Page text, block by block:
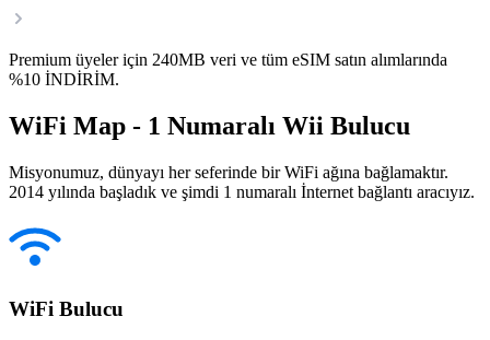
Premium üyeler için 240MB veri ve tüm eSIM satın alımlarında
%10 İNDİRİM.
WiFi Map - 1 Numaralı Wii Bulucu
Misyonumuz, dünyayı her seferinde bir WiFi ağına bağlamaktır.
2014 yılında başladık ve şimdi 1 numaralı İnternet bağlantı aracıyız.
WiFi Bulucu